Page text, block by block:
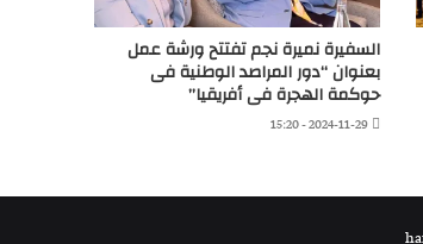
السفيرة نميرة نجم تفتتح ورشة عمل
بعنوان “دور المراصد الوطنية فى
حوكمة الهجرة فى أفريقيا”
2024-11-29 - 15:20